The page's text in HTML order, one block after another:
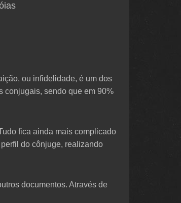
ou infidelidade, é um dos
conjugais, sendo que em 90%
fica ainda mais complicado
do cônjuge, realizando
documentos. Através de